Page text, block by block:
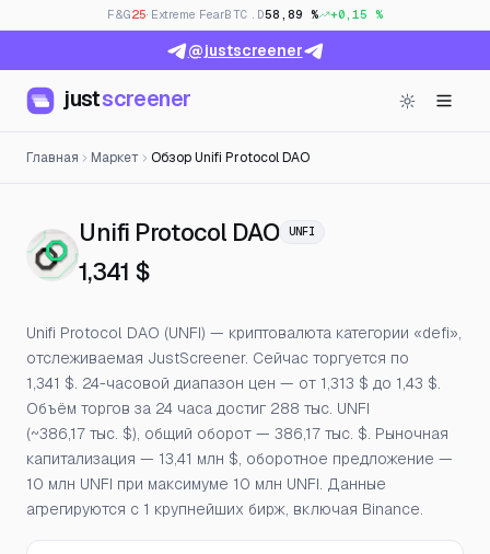
F&G25· Extreme FearBTC.D58,89 % +0,15 %
@justscreener
justscreener
Главная Маркет Обзор Unifi Protocol DAO
Unifi Protocol DAO— Цена,
UNFI
1,341 $
Unifi Protocol DAO (UNFI) — криптовалюта категории «defi»,
отслеживаемая JustScreener. Сейчас торгуется по
1,341 $. 24-часовой диапазон цен — от 1,313 $ до 1,43 $.
Объём торгов за 24 часа достиг 288 тыс. UNFI
(~386,17 тыс. $), общий оборот — 386,17 тыс. $. Рыночная
капитализация — 13,41 млн $, оборотное предложение —
10 млн UNFI при максимуме 10 млн UNFI. Данные
агрегируются с 1 крупнейших бирж, включая Binance.